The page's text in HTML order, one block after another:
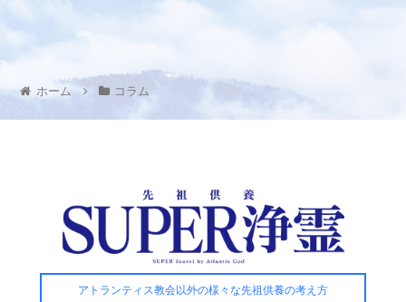
ホーム コラム
アトランティス教会以外の様々な先祖供養の考え方